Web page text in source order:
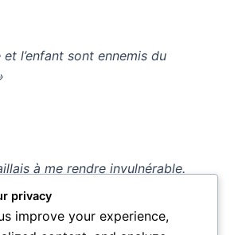
et l’enfant sont ennemis du
à me rendre invulnérable.
privacy
improve your experience,